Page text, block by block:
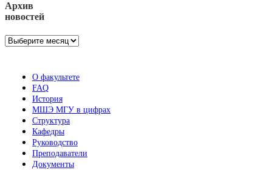
Архив
новостей
Архив
О факультете
FAQ
История
МШЭ МГУ в цифрах
Структура
Кафедры
Руководство
Преподаватели
Документы